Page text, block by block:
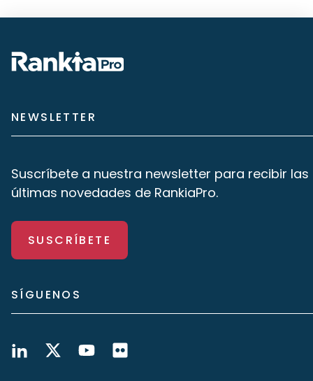
NEWSLETTER
Suscríbete a nuestra newsletter para recibir las
últimas novedades de RankiaPro.
SUSCRÍBETE
SÍGUENOS